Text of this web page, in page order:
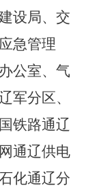
设局、交
急管理
公室、气
军分区、
铁路通辽
通辽供电
化通辽分